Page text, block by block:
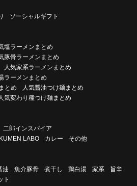
ソーシャルギフト
塩ラーメンまとめ
豚骨ラーメンまとめ
人気家系ラーメンまとめ
ラーメンまとめ
とめ
人気醤油つけ麺まとめ
気変わり種つけ麺まとめ
二郎インスパイア
LABO カレー その他
油 魚介豚骨 煮干し 鶏白湯 家系
旨辛
ト